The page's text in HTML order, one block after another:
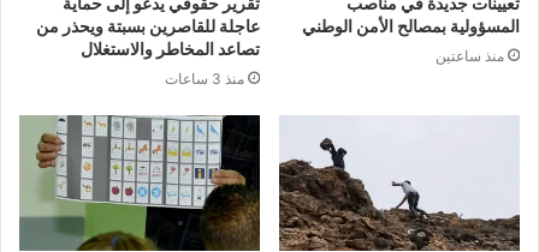
المسؤولية بمصالح الأمن الوطني
منذ ساعتين
عاجلة للقاصرين بسبتة ويحذر من
تصاعد المخاطر والاستغلال
منذ 3 ساعات